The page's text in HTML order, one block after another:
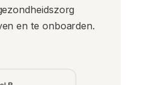
en te onboarden.